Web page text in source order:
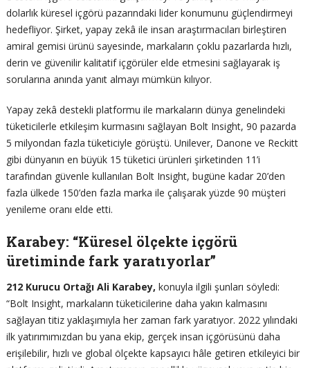
dolarlık küresel içgörü pazarındaki lider konumunu güçlendirmeyi
hedefliyor. Şirket, yapay zekâ ile insan araştırmacıları birleştiren
amiral gemisi ürünü sayesinde, markaların çoklu pazarlarda hızlı,
derin ve güvenilir kalitatif içgörüler elde etmesini sağlayarak iş
sorularına anında yanıt almayı mümkün kılıyor.
Yapay zekâ destekli platformu ile markaların dünya genelindeki
tüketicilerle etkileşim kurmasını sağlayan Bolt Insight, 90 pazarda
5 milyondan fazla tüketiciyle görüştü. Unilever, Danone ve Reckitt
gibi dünyanın en büyük 15 tüketici ürünleri şirketinden 11’i
tarafından güvenle kullanılan Bolt Insight, bugüne kadar 20’den
fazla ülkede 150’den fazla marka ile çalışarak yüzde 90 müşteri
yenileme oranı elde etti.
Karabey: “Küresel ölçekte içgörü
üretiminde fark yaratıyorlar”
212 Kurucu Ortağı Ali Karabey, konuyla ilgili şunları söyledi:
“Bolt Insight, markaların tüketicilerine daha yakın kalmasını
sağlayan titiz yaklaşımıyla her zaman fark yaratıyor. 2022 yılındaki
ilk yatırımımızdan bu yana ekip, gerçek insan içgörüsünü daha
erişilebilir, hızlı ve global ölçekte kapsayıcı hâle getiren etkileyici bir